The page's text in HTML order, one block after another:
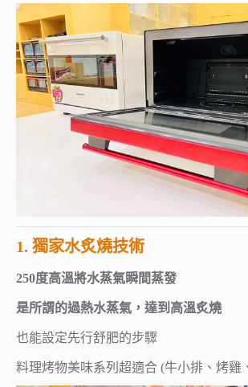
1. 獨家水炙燒技術
250度高溫將水蒸氣瞬間蒸發
是所謂的過熱水蒸氣，達到高溫炙燒
也能設定先行舒肥的步驟
料理烤物美味系列超適合 (牛小排、烤雞